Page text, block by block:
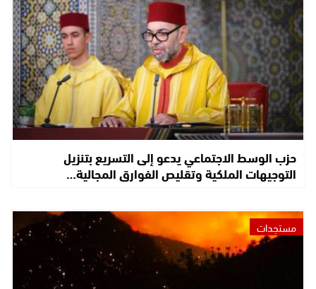
حزب الوسط الاجتماعي يدعو إلى التسريع بتنزيل
التوجيهات الملكية وتقليص الفوارق المجالية…
مستجدات